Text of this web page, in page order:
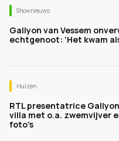
Shownieuws
Gallyon van Vessem
echtgenoot: ‘Het kwam
Huizen
RTL presentatrice
villa met o.a. zwemvijver
foto's